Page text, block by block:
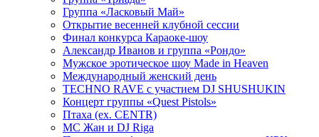
Группа «Ласковый Май»
Открытие весенней клубной сессии
Финал конкурса Караоке-шоу
Александр Иванов и группа «Рондо»
Мужское эротическое шоу Made in Heaven
Международный женский день
TECHNO RAVE с участием DJ SHUSHUKIN
Концерт группы «Quest Pistols»
Птаха (ex. CENTR)
МС Жан и DJ Riga